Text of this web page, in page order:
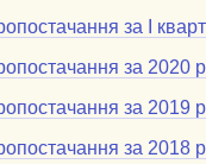
за І
за 2020
за 2019
за 2018